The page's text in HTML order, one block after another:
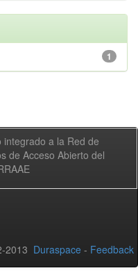
1
integrado a la Red de
de Acceso Abierto del
2013 Duraspace - Feedback